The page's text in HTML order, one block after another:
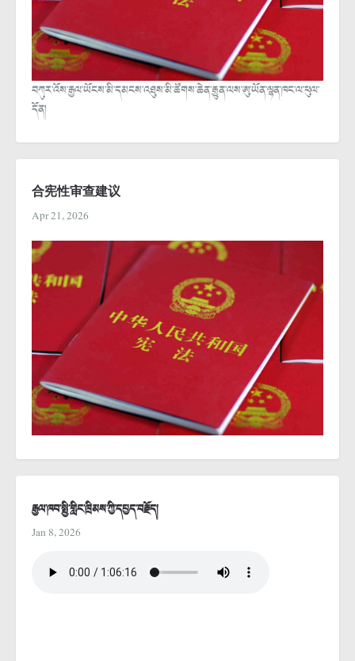
བཀུར་འོས་རྒྱལ་ཡོངས་མི་དམངས་འཐུས་མི་ཚོགས་ཆེན་རྒྱུན་ལས་ཨུ་ཡོན་ལྷན་ཁང་ལ་ཕུལ་
དོན།
合宪性审查建议
Apr 21, 2026
རྒྱལ་ཁབ་སྤྱི་གླིང་ཁྲིམས་ཀྱི་དཔྱད་བརྗོད།
Jan 8, 2026